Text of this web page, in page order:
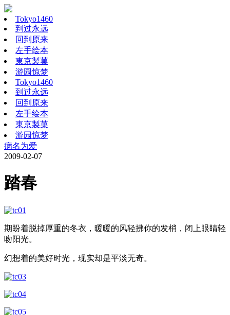
Tokyo1460
到过永远
回到原来
左手绘本
東京製菓
游园惊梦
Tokyo1460
到过永远
回到原来
左手绘本
東京製菓
游园惊梦
病名为爱
2009-02-07
踏春
期盼着脱掉厚重的冬衣，暖暖的风轻拂你的发梢，闭上眼睛轻
吻阳光。
幻想着的美好时光，现实却是平淡无奇。